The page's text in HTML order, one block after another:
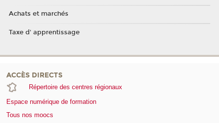
Achats et marchés
Taxe d' apprentissage
ACCÈS DIRECTS
Répertoire des centres régionaux
Espace numérique de formation
Tous nos moocs